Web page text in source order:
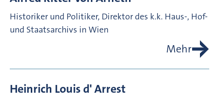
Historiker und Politiker, Direktor des k.k. Haus-, Hof-
und Staatsarchivs in Wien
Mehr
Heinrich Louis d'Arrest